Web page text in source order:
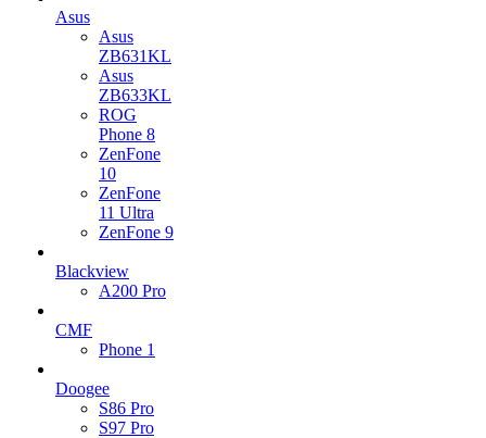
Asus
Asus
ZB631KL
Asus
ZB633KL
ROG
Phone 8
ZenFone
10
ZenFone
11 Ultra
ZenFone 9
Blackview
A200 Pro
CMF
Phone 1
Doogee
S86 Pro
S97 Pro